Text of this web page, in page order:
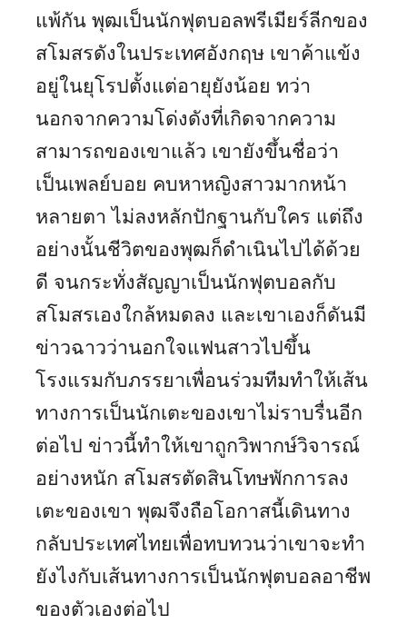
แพ้กัน พุฒเป็นนักฟุตบอลพรีเมียร์ลีกของ
สโมสรดังในประเทศอังกฤษ เขาค้าแข้ง
อยู่ในยุโรปตั้งแต่อายุยังน้อย ทว่า
นอกจากความโด่งดังที่เกิดจากความ
สามารถของเขาแล้ว เขายังขึ้นชื่อว่า
เป็นเพลย์บอย คบหาหญิงสาวมากหน้า
หลายตา ไม่ลงหลักปักฐานกับใคร แต่ถึง
อย่างนั้นชีวิตของพุฒก็ดำเนินไปได้ด้วย
ดี จนกระทั่งสัญญาเป็นนักฟุตบอลกับ
สโมสรเองใกล้หมดลง และเขาเองก็ดันมี
ข่าวฉาวว่านอกใจแฟนสาวไปขึ้น
โรงแรมกับภรรยาเพื่อนร่วมทีมทำให้เส้น
ทางการเป็นนักเตะของเขาไม่ราบรื่นอีก
ต่อไป ข่าวนี้ทำให้เขาถูกวิพากษ์วิจารณ์
อย่างหนัก สโมสรตัดสินโทษพักการลง
เตะของเขา พุฒจึงถือโอกาสนี้เดินทาง
กลับประเทศไทยเพื่อทบทวนว่าเขาจะทำ
ยังไงกับเส้นทางการเป็นนักฟุตบอลอาชีพ
ของตัวเองต่อไป